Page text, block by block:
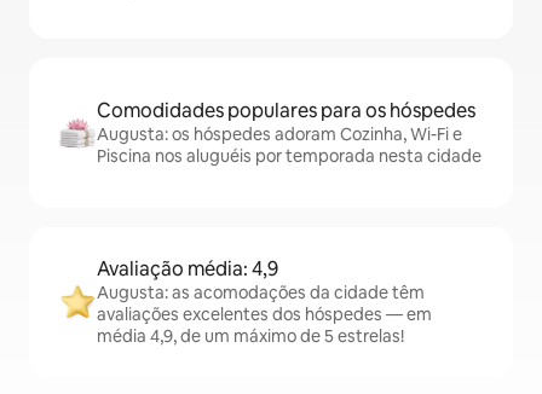
Comodidades populares para os hóspedes
Augusta: os hóspedes adoram Cozinha, Wi-Fi e
Piscina nos aluguéis por temporada nesta cidade
Avaliação média: 4,9
Augusta: as acomodações da cidade têm
avaliações excelentes dos hóspedes — em
média 4,9, de um máximo de 5 estrelas!